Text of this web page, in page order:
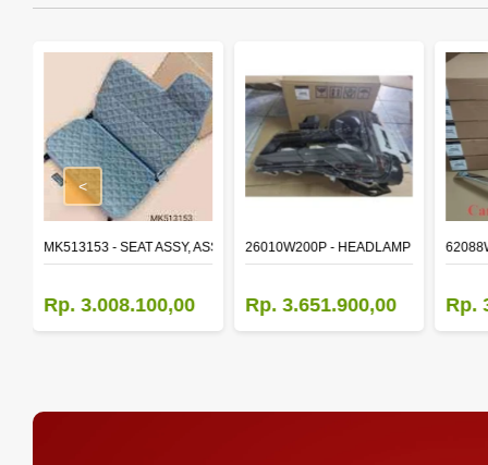
STDMK513153 - SEAT ASSY, ASSISTANT
Rp. 3.008.100,00
26010W200P - HEADLAMP ASSY,RH
Rp. 3.651.900,00 Rp.
<